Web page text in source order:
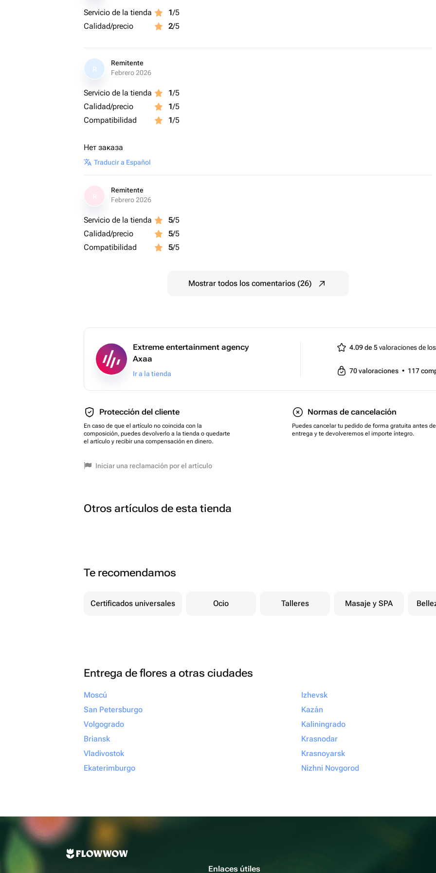
(окончила Институт восточных методов реабилитации).
Круглый год.
Это и еще сотни развлечений на выбор вы можете пройти по одному
Универсальному сертификату Агентство Экстрима АХАА
Вид подарка-впечатления: экстрим
Тематика: фитнес и спорт
Вес: 0.1 кг..
Servicio de la tienda 1/5
Calidad/precio
2/5
R
Remitente
Febrero 2026
Servicio de la tienda 1/5
Calidad/precio
1/5
Compatibilidad
1/5
Нет заказа
Traducir a Español
Remitente
Febrero 2026
Servicio de la tienda 5/5
Calidad/precio
5/5
Compatibilidad
5/5
Mostrar todos los comentarios (26)
Extreme entertainment agency
Axaa
Ir a la tienda
4.09 de 5valoraciones de
70valoraciones • 117
Protección del cliente
En caso de que el artículo no coincida con la
composición, puedes devolverlo a la tienda o quedarte
el artículo y recibir una compensación en dinero.
Normas de cancelación
Puedes cancelar tu pedido de forma gratuita antes
entrega y te devolveremos el importe íntegro.
Iniciar una reclamación por el artículo
Otros artículos de esta tienda
Te recomendamos
Certificados universales Ocio Talleres Masaje y SPA
Entrega de flores a otras ciudades
Moscú
San Petersburgo
Volgogrado
Briansk
Vladivostok
Ekaterimburgo
Izhevsk
Kazán
Kaliningrado
Krasnodar
Krasnoyarsk
Nizhni Novgorod
Enlaces útiles